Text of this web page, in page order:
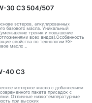
30 C3 504/507
эстеров, алкилированных
базового масла. Уникальный
трения и повышение
всех видов).Особенность
свойства по технологии EX-
масло ..
40 C3
моторное масло с добавлением
пакета присадок с
Отличные низкотемпературные
при высоких